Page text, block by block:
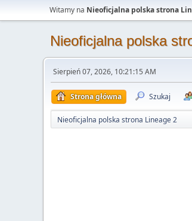
Witamy na Nieoficjalna polska strona
Nieoficjalna polska
Sierpień 07, 2026, 10:21:15 AM
Strona główna Szukaj
Nieoficjalna polska strona Lineage 2